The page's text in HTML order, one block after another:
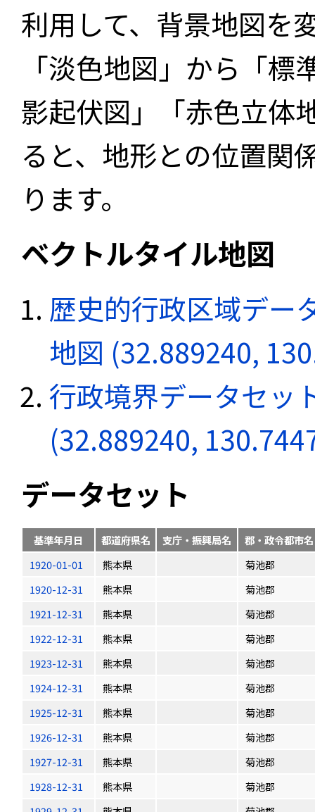
利用して、背景地図を
「淡色地図」から「
影起伏図」「赤色立体
ると、地形との位置関
ります。
ベクトルタイル地図
歴史的行政区域デー
地図 (32.889240,
行政境界データセッ
(32.889240,
データセット
基準年月日 都道府県名 支庁・振興局名
郡・政令都市名
1920-01-01
熊本県
菊池郡
1920-12-31
熊本県
菊池郡
1921-12-31
熊本県
菊池郡
1922-12-31
熊本県
菊池郡
1923-12-31
熊本県
菊池郡
1924-12-31
熊本県
菊池郡
1925-12-31
熊本県
菊池郡
1926-12-31
熊本県
菊池郡
1927-12-31
熊本県
菊池郡
1928-12-31
熊本県
菊池郡